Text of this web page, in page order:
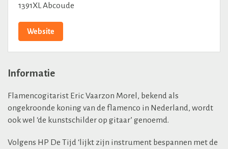
1391XL Abcoude
Website
Informatie
Flamencogitarist Eric Vaarzon Morel, bekend als
ongekroonde koning van de flamenco in Nederland, wordt
ook wel ‘de kunstschilder op gitaar’ genoemd.
Volgens HP De Tijd ‘lijkt zijn instrument bespannen met de